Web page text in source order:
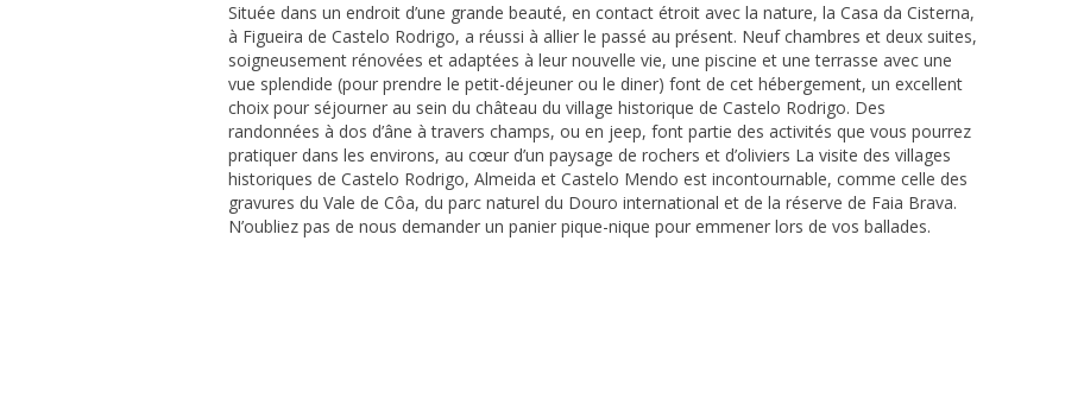
Située dans un endroit d’une grande beauté, en contact étroit avec la nature, la Casa da Cisterna,
à Figueira de Castelo Rodrigo, a réussi à allier le passé au présent. Neuf chambres et deux suites,
soigneusement rénovées et adaptées à leur nouvelle vie, une piscine et une terrasse avec une
vue splendide (pour prendre le petit-déjeuner ou le diner) font de cet hébergement, un excellent
choix pour séjourner au sein du château du village historique de Castelo Rodrigo. Des
randonnées à dos d’âne à travers champs, ou en jeep, font partie des activités que vous pourrez
pratiquer dans les environs, au cœur d’un paysage de rochers et d’oliviers La visite des villages
historiques de Castelo Rodrigo, Almeida et Castelo Mendo est incontournable, comme celle des
gravures du Vale de Côa, du parc naturel du Douro international et de la réserve de Faia Brava.
N’oubliez pas de nous demander un panier pique-nique pour emmener lors de vos ballades.